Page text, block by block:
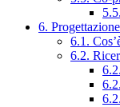
6.
6.1.
6.2.